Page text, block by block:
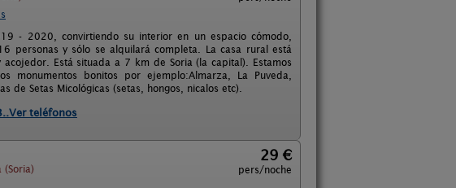
- 2020, convirtiendo su interior en un espacio cómodo,
personas y sólo se alquilará completa. La casa rural está
Está situada a 7 km de Soria (la capital). Estamos
bonitos por ejemplo:Almarza, La Puveda,
de Setas Micológicas (setas, hongos, nicalos etc).
teléfonos
(Soria)
29 €
pers/noche